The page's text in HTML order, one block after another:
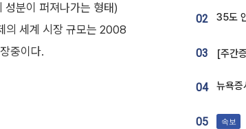
분이 퍼져나가는 형태)
의 세계 시장 규모는 2008
중이다.
02
03
04
05 속보